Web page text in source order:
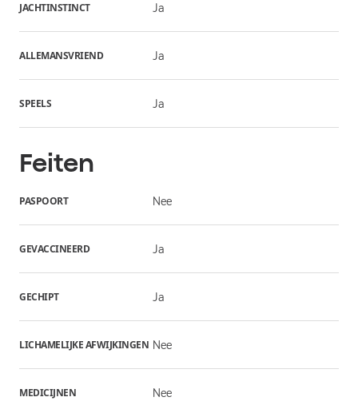
JACHTINSTINCT Ja
ALLEMANSVRIEND Ja
SPEELS Ja
Feiten
PASPOORT Nee
GEVACCINEERD Ja
GECHIPT Ja
LICHAMELIJKE AFWIJKINGEN Nee
MEDICIJNEN Nee